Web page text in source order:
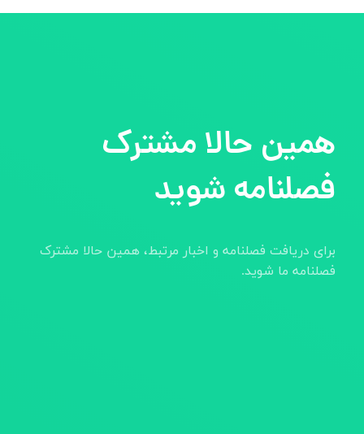
همین حالا مشترک
فصلنامه شوید
برای دریافت فصلنامه و اخبار مرتبط، همین حالا مشترک
فصلنامه ما شوید.